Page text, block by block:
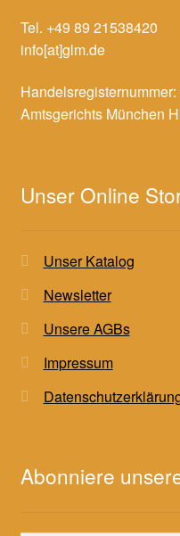
Tel. +49 89 21538420
info[at]glm.de
Amtsgerichts München
Unser Online
Unser Katalog
Newsletter
Unsere AGBs
Impressum
Abonniere